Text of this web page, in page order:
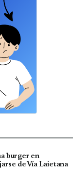
burger en
de Vía Laietana